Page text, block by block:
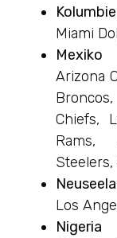
Miami
Mexiko
Arizona
Chiefs,
Rams,
Los
Nigeria